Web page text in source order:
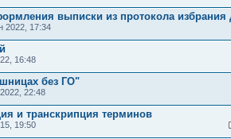
выписки из протокола избрания
2022, 17:34
16:48
без ГО"
22:48
и транскрипция терминов
19:50